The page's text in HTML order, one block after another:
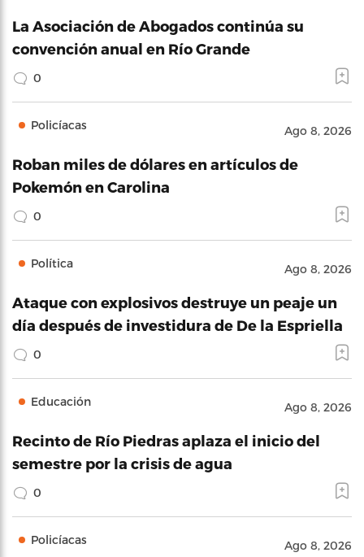
La Asociación de Abogados continúa su
convención anual en Río Grande
0
Policíacas Ago 8, 2026
Roban miles de dólares en artículos de
Pokemón en Carolina
0
Política Ago 8, 2026
Ataque con explosivos destruye un peaje un
día después de investidura de De la Espriella
0
Educación Ago 8, 2026
Recinto de Río Piedras aplaza el inicio del
semestre por la crisis de agua
0
Policíacas Ago 8, 2026